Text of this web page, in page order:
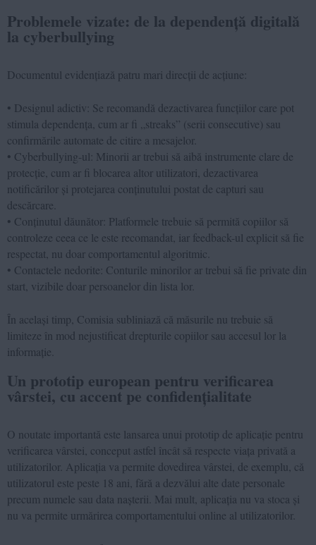
Problemele vizate: de la dependență digitală
la cyberbullying
Documentul evidențiază patru mari direcții de acțiune:
• Designul adictiv: Se recomandă dezactivarea funcțiilor care pot
stimula dependența, cum ar fi „streaks” (serii consecutive) sau
confirmările automate de citire a mesajelor.
• Cyberbullying-ul: Minorii ar trebui să aibă instrumente clare de
protecție, cum ar fi blocarea altor utilizatori, dezactivarea
notificărilor și protejarea conținutului postat de capturi sau
descărcare.
• Conținutul dăunător: Platformele trebuie să permită copiilor să
controleze ceea ce le este recomandat, iar feedback-ul explicit să fie
respectat, nu doar comportamentul algoritmic.
• Contactele nedorite: Conturile minorilor ar trebui să fie private din
start, vizibile doar persoanelor din lista lor.
În același timp, Comisia subliniază că măsurile nu trebuie să
limiteze în mod nejustificat drepturile copiilor sau accesul lor la
informație.
Un prototip european pentru verificarea
vârstei, cu accent pe confidențialitate
O noutate importantă este lansarea unui prototip de aplicație pentru
verificarea vârstei, conceput astfel încât să respecte viața privată a
utilizatorilor. Aplicația va permite dovedirea vârstei, de exemplu, că
utilizatorul este peste 18 ani, fără a dezvălui alte date personale
precum numele sau data nașterii. Mai mult, aplicația nu va stoca și
nu va permite urmărirea comportamentului online al utilizatorilor.